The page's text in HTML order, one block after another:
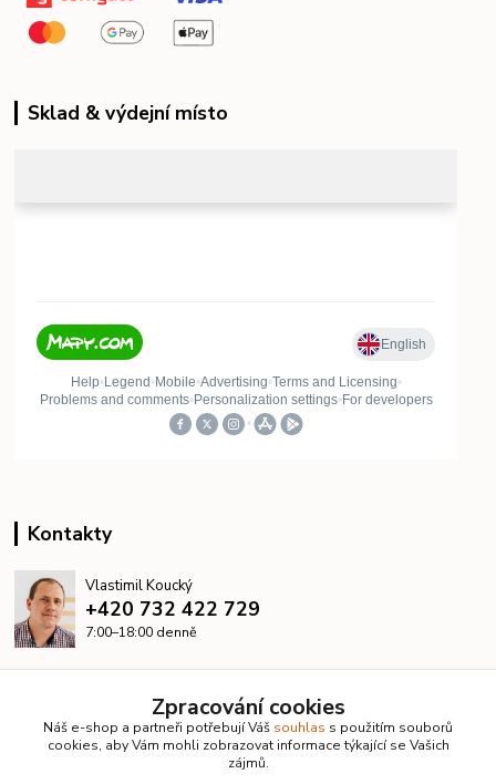
Sklad & výdejní místo
Kontakty
Vlastimil Koucký
+420 732 422 729
7:00–18:00 denně
Zpracování cookies
Náš e-shop a partneři potřebují Váš souhlas s použitím souborů
cookies, aby Vám mohli zobrazovat informace týkající se Vašich
zájmů.